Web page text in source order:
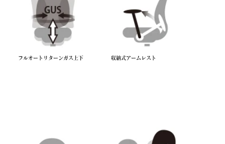
フルオートリターンガス上下 収納式アームレスト